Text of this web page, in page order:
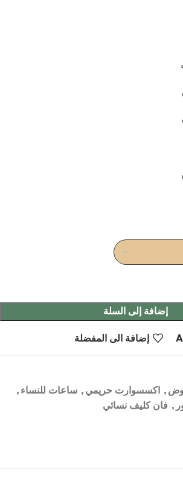
إضافة إلى السلة
إضافة الى المفضلة
, اكسسوارت حريمي , ساعات للنساء ,
, فان كليف نسائي